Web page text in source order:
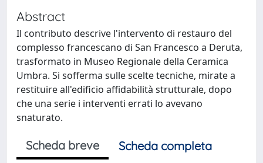
Abstract
Il contributo descrive l'intervento di restauro del
complesso francescano di San Francesco a Deruta,
trasformato in Museo Regionale della Ceramica
Umbra. Si sofferma sulle scelte tecniche, mirate a
restituire all'edificio affidabilità strutturale, dopo
che una serie i interventi errati lo avevano
snaturato.
Scheda breve
Scheda completa